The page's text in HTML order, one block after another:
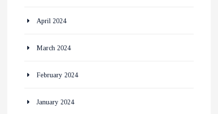
April 2024
March 2024
February 2024
January 2024